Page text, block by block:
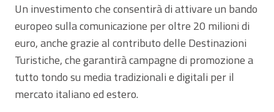
Un investimento che consentirà di attivare un bando
europeo sulla comunicazione per oltre 20 milioni di
euro, anche grazie al contributo delle Destinazioni
Turistiche, che garantirà campagne di promozione a
tutto tondo su media tradizionali e digitali per il
mercato italiano ed estero.